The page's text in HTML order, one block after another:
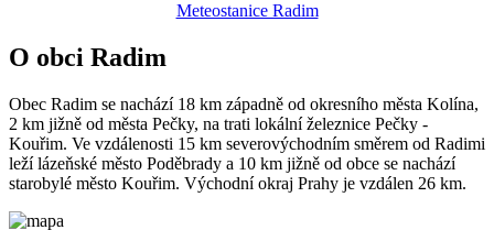
Meteostanice Radim
O obci Radim
Obec Radim se nachází 18 km západně od okresního města Kolína,
2 km jižně od města Pečky, na trati lokální železnice Pečky -
Kouřim. Ve vzdálenosti 15 km severovýchodním směrem od Radimi
leží lázeňské město Poděbrady a 10 km jižně od obce se nachází
starobylé město Kouřim. Východní okraj Prahy je vzdálen 26 km.